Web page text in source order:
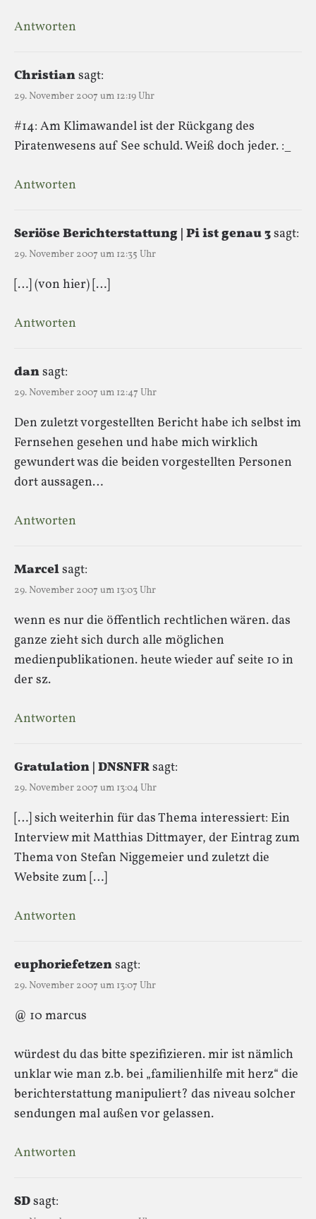
Antworten
Christiansagt:
29. November 2007 um 12:19 Uhr
#14: Am Klimawandel ist der Rückgang des
Piratenwesens auf See schuld. Weiß doch jeder. :_
Antworten
Seriöse Berichterstattung | Pi ist genau 3sagt:
29. November 2007 um 12:35 Uhr
[…] (von hier) […]
Antworten
dansagt:
29. November 2007 um 12:47 Uhr
Den zuletzt vorgestellten Bericht habe ich selbst im
Fernsehen gesehen und habe mich wirklich
gewundert was die beiden vorgestellten Personen
dort aussagen…
Antworten
Marcelsagt:
29. November 2007 um 13:03 Uhr
wenn es nur die öffentlich rechtlichen wären. das
ganze zieht sich durch alle möglichen
medienpublikationen. heute wieder auf seite 10 in
der sz.
Antworten
Gratulation | DNSNFRsagt:
29. November 2007 um 13:04 Uhr
[…] sich weiterhin für das Thema interessiert: Ein
Interview mit Matthias Dittmayer, der Eintrag zum
Thema von Stefan Niggemeier und zuletzt die
Website zum […]
Antworten
euphoriefetzensagt:
29. November 2007 um 13:07 Uhr
@ 10 marcus
würdest du das bitte spezifizieren. mir ist nämlich
unklar wie man z.b. bei „familienhilfe mit herz“ die
berichterstattung manipuliert? das niveau solcher
sendungen mal außen vor gelassen.
Antworten
SDsagt: